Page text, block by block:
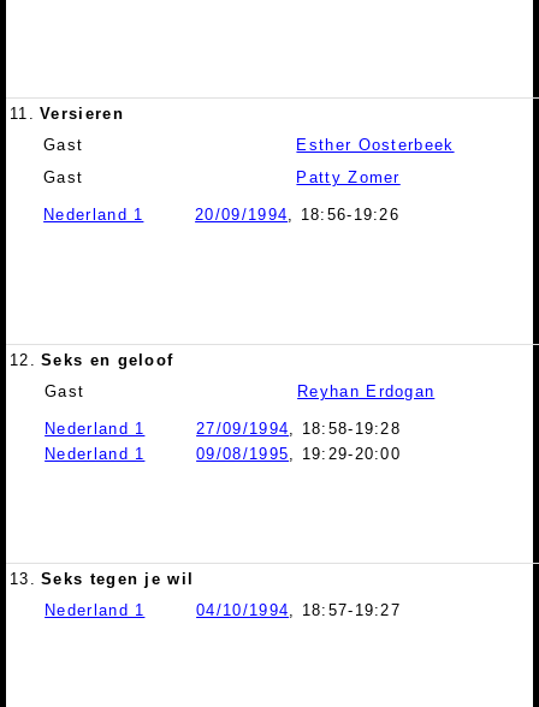
11. Versieren
Gast
Esther Oosterbeek
Gast
Patty Zomer
Nederland 1 20/09/1994, 18:56-19:26
12. Seks en geloof
Gast
Reyhan Erdogan
Nederland 1 27/09/1994, 18:58-19:28
Nederland 1
09/08/1995, 19:29-20:00
13. Seks tegen je wil
Nederland 1
04/10/1994, 18:57-19:27